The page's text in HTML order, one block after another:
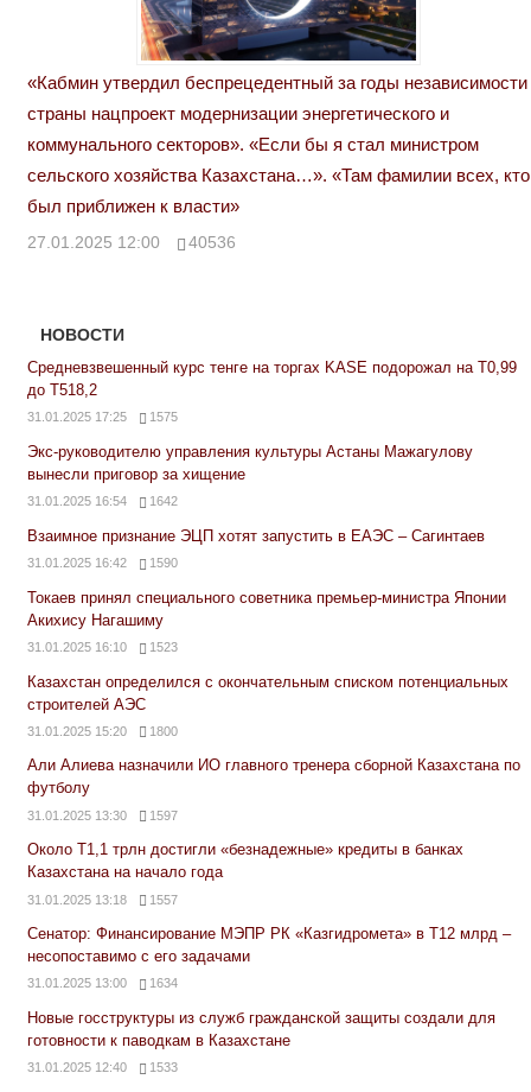
«Кабмин утвердил беспрецедентный за годы независимости
страны нацпроект модернизации энергетического и
коммунального секторов». «Если бы я стал министром
сельского хозяйства Казахстана…». «Там фамилии всех, кто
был приближен к власти»
27.01.2025 12:00 40536
НОВОСТИ
Средневзвешенный курс тенге на торгах KASE подорожал на Т0,99
до Т518,2
31.01.2025 17:25 1575
Экс-руководителю управления культуры Астаны Мажагулову
вынесли приговор за хищение
31.01.2025 16:54 1642
Взаимное признание ЭЦП хотят запустить в ЕАЭС – Сагинтаев
31.01.2025 16:42 1590
Токаев принял специального советника премьер-министра Японии
Акихису Нагашиму
31.01.2025 16:10 1523
Казахстан определился с окончательным списком потенциальных
строителей АЭС
31.01.2025 15:20 1800
Али Алиева назначили ИО главного тренера сборной Казахстана по
футболу
31.01.2025 13:30 1597
Около Т1,1 трлн достигли «безнадежные» кредиты в банках
Казахстана на начало года
31.01.2025 13:18 1557
Сенатор: Финансирование МЭПР РК «Казгидромета» в Т12 млрд –
несопоставимо с его задачами
31.01.2025 13:00 1634
Новые госструктуры из служб гражданской защиты создали для
готовности к паводкам в Казахстане
31.01.2025 12:40 1533